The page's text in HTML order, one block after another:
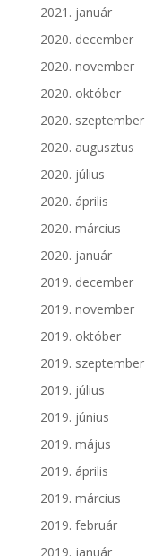
2021. január
2020. december
2020. november
2020. október
2020. szeptember
2020. augusztus
2020. július
2020. április
2020. március
2020. január
2019. december
2019. november
2019. október
2019. szeptember
2019. július
2019. június
2019. május
2019. április
2019. március
2019. február
2019. január